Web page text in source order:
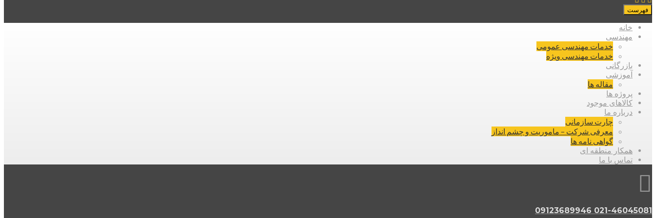
فهرست
خانه
مهندسی
خدمات مهندسی عمومی
خدمات مهندسی ویژه
بازرگانی
آموزشی
مقاله ها
پروژه ها
کالاهای موجود
درباره ما
چارت سازمانی
معرفی شرکت – ماموریت و چشم انداز
گواهی نامه ها
همکار منطقه ای
تماس با ما
021-46045081 09123689946